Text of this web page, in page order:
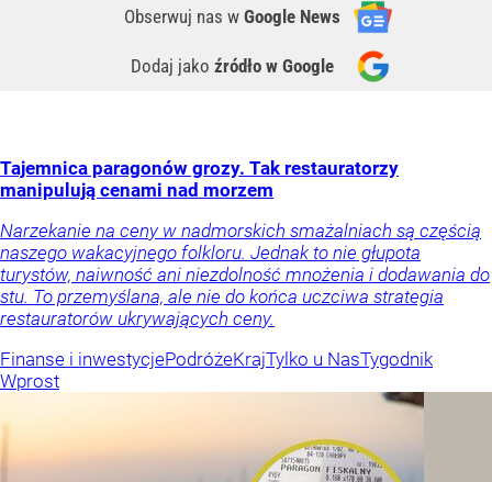
Obserwuj nas w Google News
Dodaj jako źródło w Google
Tajemnica paragonów grozy. Tak restauratorzy
manipulują cenami nad morzem
Narzekanie na ceny w nadmorskich smażalniach są częścią
naszego wakacyjnego folkloru. Jednak to nie głupota
turystów, naiwność ani niezdolność mnożenia i dodawania do
stu. To przemyślana, ale nie do końca uczciwa strategia
restauratorów ukrywających ceny.
Finanse i inwestycjePodróżeKrajTylko u NasTygodnik
Wprost